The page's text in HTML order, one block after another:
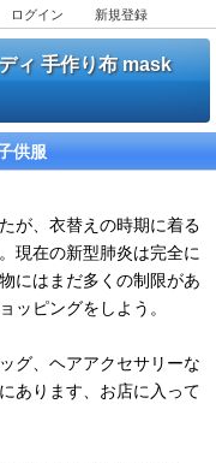
ログイン 新規登録
ィ 手作り布 mask
供服
が、衣替えの時期に着る
現在の新型肺炎は完全に
にはまだ多くの制限があ
ッピングをしよう。
グ、ヘアアクセサリーな
あります、お店に入って